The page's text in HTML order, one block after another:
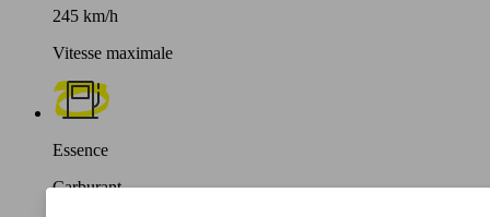
245 km/h
Vitesse maximale
Essence
Carburant